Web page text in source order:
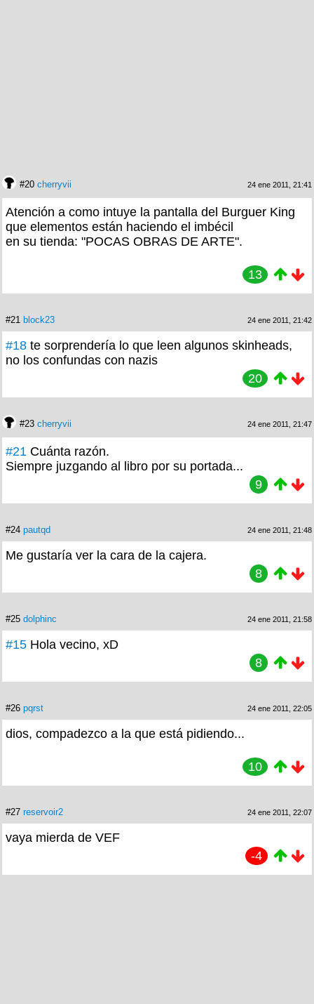
#20 cherryvii 24 ene 2011, 21:41
Atención a como intuye la pantalla del Burguer King
que elementos están haciendo el imbécil
en su tienda: "POCAS OBRAS DE ARTE".
13
#21 block23 24 ene 2011, 21:42
#18 te sorprendería lo que leen algunos skinheads,
no los confundas con nazis
20
#23 cherryvii 24 ene 2011, 21:47
#21 Cuánta razón.
Siempre juzgando al libro por su portada...
9
#24 pautqd 24 ene 2011, 21:48
Me gustaría ver la cara de la cajera.
8
#25 dolphinc 24 ene 2011, 21:58
#15 Hola vecino, xD
8
#26 pqrst 24 ene 2011, 22:05
dios, compadezco a la que está pidiendo...
10
#27 reservoir2 24 ene 2011, 22:07
vaya mierda de VEF
-4